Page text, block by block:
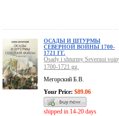
ОСАДЫ И ШТУРМЫ
СЕВЕРНОЙ ВОЙНЫ 1700-
1721 ГГ.
Osady i shturmy Severnoi
1700-1721 gg.
Мегорский Б.В.
Your Price: $89.06
shipped in 14-20 days